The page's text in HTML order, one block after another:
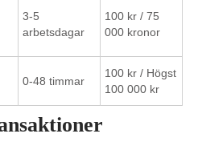
3-5
arbetsdagar
100 kr / 75
000 kronor
0-48 timmar
100 kr / Högst
100 000 kr